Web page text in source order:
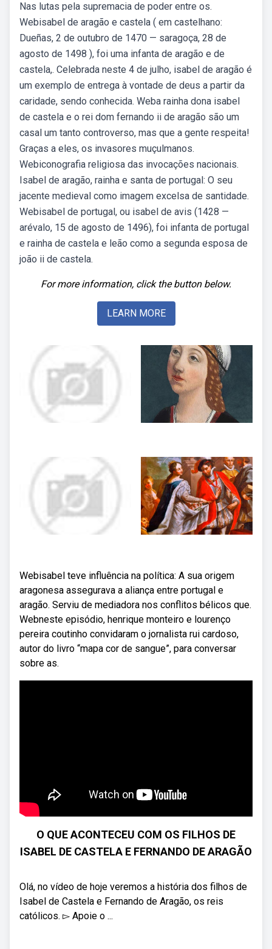
Nas lutas pela supremacia de poder entre os.
Webisabel de aragão e castela ( em castelhano:
Dueñas, 2 de outubro de 1470 — saragoça, 28 de
agosto de 1498 ), foi uma infanta de aragão e de
castela,. Celebrada neste 4 de julho, isabel de aragão é
um exemplo de entrega à vontade de deus a partir da
caridade, sendo conhecida. Weba rainha dona isabel
de castela e o rei dom fernando ii de aragão são um
casal um tanto controverso, mas que a gente respeita!
Graças a eles, os invasores muçulmanos.
Webiconografia religiosa das invocações nacionais.
Isabel de aragão, rainha e santa de portugal: O seu
jacente medieval como imagem excelsa de santidade.
Webisabel de portugal, ou isabel de avis (1428 —
arévalo, 15 de agosto de 1496), foi infanta de portugal
e rainha de castela e leão como a segunda esposa de
joão ii de castela.
For more information, click the button below.
LEARN MORE
Webisabel teve influência na política: A sua origem
aragonesa assegurava a aliança entre portugal e
aragão. Serviu de mediadora nos conflitos bélicos que.
Webneste episódio, henrique monteiro e lourenço
pereira coutinho convidaram o jornalista rui cardoso,
autor do livro “mapa cor de sangue”, para conversar
sobre as.
O QUE ACONTECEU COM OS FILHOS DE
ISABEL DE CASTELA E FERNANDO DE ARAGÃO
Olá, no vídeo de hoje veremos a história dos filhos de
Isabel de Castela e Fernando de Aragão, os reis
católicos. ▻ Apoie o ...